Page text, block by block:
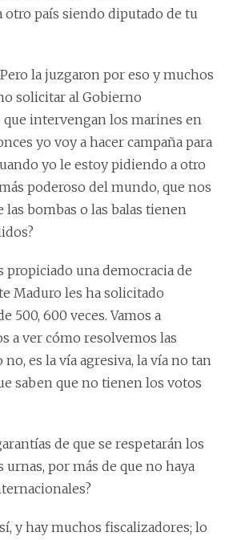
otro país siendo diputado de tu
la juzgaron por eso y muchos
solicitar al Gobierno
intervengan los marines en
yo voy a hacer campaña para
yo le estoy pidiendo a otro
poderoso del mundo, que nos
las bombas o las balas tienen
propiciado una democracia de
Maduro les ha solicitado
500, 600 veces. Vamos a
a ver cómo resolvemos las
es la vía agresiva, la vía no tan
saben que no tienen los votos
de que se respetarán los
urnas, por más de que no haya
y hay muchos fiscalizadores; lo